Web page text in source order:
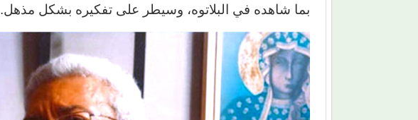
بما شاهده في البلاتوه، وسيطر على تفكيره بشكل مذهل.